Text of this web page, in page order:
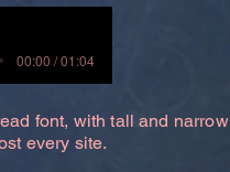
00:00 / 01:04
font, with tall and narrow
every site.